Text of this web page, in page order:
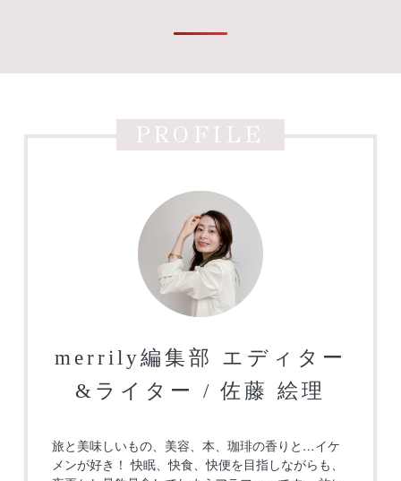
PROFILE
merrily編集部 エディター
&ライター / 佐藤 絵理
旅と美味しいもの、美容、本、珈琲の香りと…イケ
メンが好き！ 快眠、快食、快便を目指しながらも、